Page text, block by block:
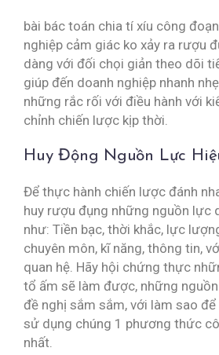
bài bác toán chia tí xíu công
nghiệp cảm giác ko xảy ra rượu
dàng với đối chọi giản theo dõi
giúp đến doanh nghiệp nhanh
những rắc rối với điều hành với
chỉnh chiến lược kịp thời.
Huy Động Nguồn Lực
Để thực hành chiến lược đánh
huy rượu đụng những nguồn lực
như: Tiền bạc, thời khắc, lực
chuyên môn, kĩ năng, thông tin,
quan hệ. Hãy hội chứng thực
tổ ấm sẽ làm được, những
đề nghị sắm sắm, với làm sao để
sử dụng chúng 1 phương thức
nhất.